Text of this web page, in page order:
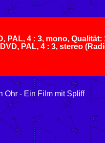
PAL, 4 : 3, mono, Qualität:
PAL, 4 : 3, stereo
Ohr - Ein Film mit Spliff